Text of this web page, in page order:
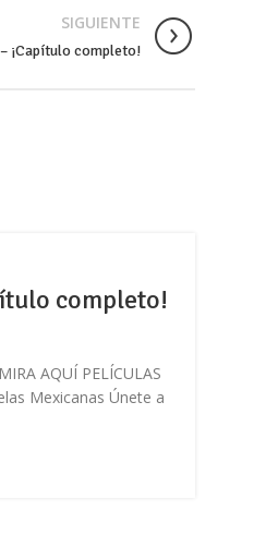
SIGUIENTE
¡Capítulo completo!
completo!
AQUÍ PELÍCULAS
Mexicanas Únete a